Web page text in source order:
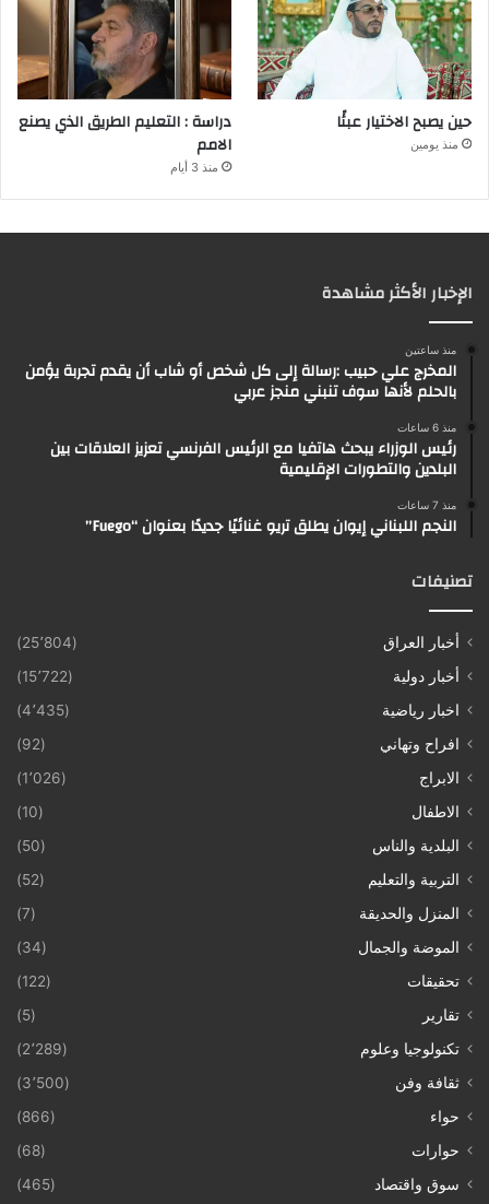
حين يصبح الاختيار عبئًا
منذ يومين
دراسة : التعليم الطريق الذي يصنع
الامم
منذ 3 أيام
الإخبار الأكثر مشاهدة
منذ ساعتين
المخرج علي حبيب :رسالة إلى كل شخص أو شاب أن يقدم تجربة يؤمن
بالحلم لأنها سوف تنبني منجز عربي
منذ 6 ساعات
رئيس الوزراء يبحث هاتفيا مع الرئيس الفرنسي تعزيز العلاقات بين
البلدين والتطورات الإقليمية
منذ 7 ساعات
النجم اللبناني إيوان يطلق تريو غنائيًا جديدًا بعنوان “Fuego”
تصنيفات
أخبار العراق
(25٬804)
أخبار دولية
(15٬722)
اخبار رياضية
(4٬435)
افراح وتهاني
(92)
الابراج
(1٬026)
الاطفال
(10)
البلدية والناس
(50)
التربية والتعليم
(52)
المنزل والحديقة
(7)
الموضة والجمال
(34)
تحقيقات
(122)
تقارير
(5)
تكنولوجيا وعلوم
(2٬289)
ثقافة وفن
(3٬500)
حواء
(866)
حوارات
(68)
سوق واقتصاد
(465)